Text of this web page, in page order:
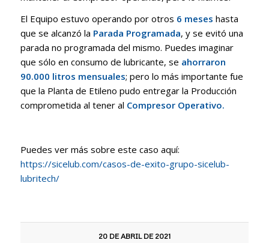
El Equipo estuvo operando por otros 6 meses hasta
que se alcanzó la Parada Programada, y se evitó una
parada no programada del mismo. Puedes imaginar
que sólo en consumo de lubricante, se ahorraron
90.000 litros mensuales; pero lo más importante fue
que la Planta de Etileno pudo entregar la Producción
comprometida al tener al Compresor Operativo.
Puedes ver más sobre este caso aquí:
https://sicelub.com/casos-de-exito-grupo-sicelub-
lubritech/
20 DE ABRIL DE 2021